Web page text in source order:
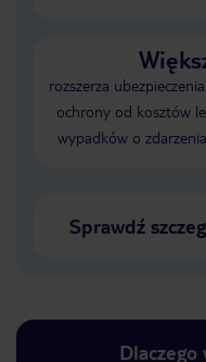
rozszerza
ochrony od kosztów
wypadków o
Sprawdź